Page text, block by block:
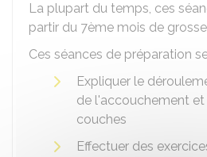
La plupart du temps, ces
partir du 7ème mois de
Ces séances de préparation
Expliquer le
de l'accouchement et
couches
Effectuer des